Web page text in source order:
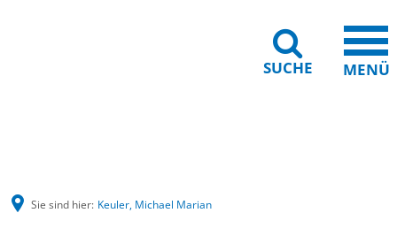
SUCHE MENÜ
Sie sind hier: Keuler, Michael Marian